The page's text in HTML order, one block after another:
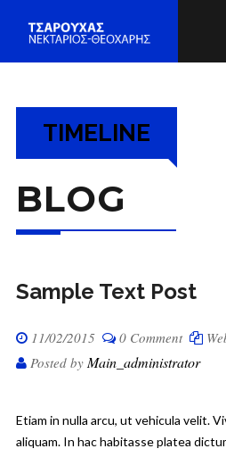
TIMELINE
BLOG
Sample Text Post
11/02/2015 0 Comment
Posted byMain_administrator
Etiam in nulla arcu, ut vehicula velit.
aliquam. In hac habitasse platea